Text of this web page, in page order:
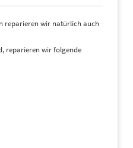
reparieren wir natürlich auch
reparieren wir folgende